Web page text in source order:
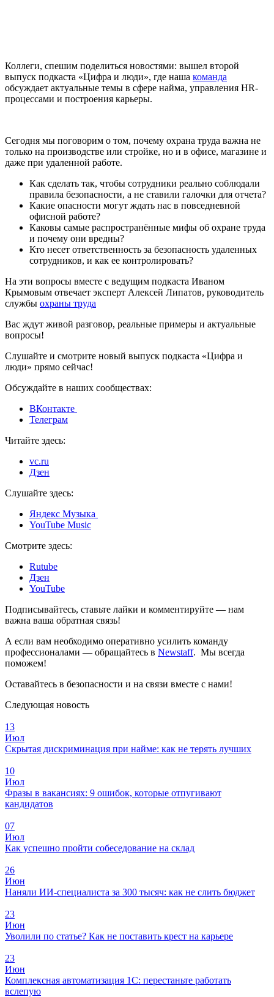
Коллеги, спешим поделиться новостями: вышел второй
выпуск подкаста «Цифра и люди», где наша команда
обсуждает актуальные темы в сфере найма, управления HR-
процессами и построения карьеры.
Сегодня мы поговорим о том, почему охрана труда важна не
только на производстве или стройке, но и в офисе, магазине и
даже при удаленной работе.
Как сделать так, чтобы сотрудники реально соблюдали
правила безопасности, а не ставили галочки для отчета?
Какие опасности могут ждать нас в повседневной
офисной работе?
Каковы самые распространённые мифы об охране труда
и почему они вредны?
Кто несет ответственность за безопасность удаленных
сотрудников, и как ее контролировать?
На эти вопросы вместе с ведущим подкаста Иваном
Крымовым отвечает эксперт Алексей Липатов, руководитель
службы охраны труда
Вас ждут живой разговор, реальные примеры и актуальные
вопросы!
Слушайте и смотрите новый выпуск подкаста «Цифра и
люди» прямо сейчас!
Обсуждайте в наших сообществах:
ВКонтакте
Телеграм
Читайте здесь:
vc.ru
Дзен
Слушайте здесь:
Яндекс Музыка
YouTube Music
Смотрите здесь:
Rutube
Дзен
YouTube
Подписывайтесь, ставьте лайки и комментируйте — нам
важна ваша обратная связь!
А если вам необходимо оперативно усилить команду
профессионалами — обращайтесь в Newstaff. Мы всегда
поможем!
Оставайтесь в безопасности и на связи вместе с нами!
Следующая новость
13
Июл
Скрытая дискриминация при найме: как не терять лучших
10
Июл
Фразы в вакансиях: 9 ошибок, которые отпугивают
кандидатов
07
Июл
Как успешно пройти собеседование на склад
26
Июн
Наняли ИИ-специалиста за 300 тысяч: как не слить бюджет
23
Июн
Уволили по статье? Как не поставить крест на карьере
23
Июн
Комплексная автоматизация 1С: перестаньте работать
вслепую